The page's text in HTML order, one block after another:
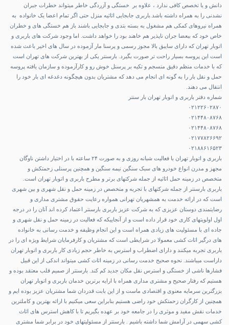
دانش و یا تخصص کافی ندارد ، علاوه بر خستگی و آزردگی خاطر میتواند خطرات جبران
نشدنی را به همراه داشته باشد.باربری جابجایی اثاثیه منزل حتی اگر تمام اعضا یک خانواده به
همراه نیروهای کمکی هم مشغول به بسته بتدی و جابجایی باشند باز هم خستگی های و خطران
خاص خود که ببعضا جران ناپذیر هم خاهند بود را خواهد داشت. اما وجود شرکت های باربری و
اتوبار تهران که دارای سایبق بالا مجوز رسمی و پرسنا مار آزموده در سال های اخیر باعث شده
است این پروسه بسیار راحت تر صورت بگیرد. بارسنتر یکی از بهترین شرکت های تهران است
که با خدمات منظم دقیق منسجم و تکیه بر پرسنل خوش رو و کارآزموده و سازمان یافته پروسه
حمل و نقل بار را به گونه ای انجام می دهد که مشتریان بدون هیچگونه دغدغه ای بار خود را
انتقال می دهند.
شماره دفتر باربری و اتوبار تهران بار سنتر
۰۲۱۲۲۶۰۲۸۷۰
۰۲۱۴۴۸۰۸۷۶۸
۰۲۱۴۴۸۰۸۷۶۸
۰۲۱۷۷۸۲۶۶۹۲
۰۲۱۸۸۶۱۶۵۲۳
باربری و اتوبار تهران با فعالیت شبانه روزی و به صورت ۲۴ ساعته با در اختیار داشتن ناوگان
مجهز و مدرن انواع خودرو های سبک سنگین نیمه سنگین و همچنین پرسنلی زحمتکش و
متخصص در زمینه حمل اثاثیه از جمله شرکتهای برتر و مطرح باربری و اتوبار تهران است.
باربری بارسنتر از جمله شرکتهای با تجربه و متخصص در زمینه حمل و نقل شهری و بین شهری
است که در ارائه خدمت به همشهریان تهرانی همواره رعایت حقوق مشتری مداری و
رضایتمندی دوستان عزیزی که به شرکت عزیز باربری بارسنتر اعتماد کرده اند آنان را در درجه
اول اولویتهای کاری خود قرار داده است و از آنجاییکه که فعالیت در زمینه حمل و نقل شهری و
جاده ای با مسئولیت های زیادی همراه است و این انجام وظیفه و خدمت رسانی به خانواده
های درگیر اثاث کشی معمولا در شرایطی است که مشتریان و کارفرمایان شرایط ویژه ای را در
باربری تجربه میکنند و دارای اضطراب و استرس به خاطر حجم زیادی کار باربری و اتوبار تهران
داراست میباشند. نحوه صحیح خدمت رسانی در زمینه اثاث کشی میتواند اندکی از این قبیل
فشارها ناشی از خستگی و استرس نقل مکان جدید کم کند. بارسنتر از صمیم قلب معتقد بوده و
هستیم که رفتار صحیح و مشتری مداری همراه با ارایه برترین خدمان باربری و اتوبار تهران
بزرگترین سرمایه معنوی و اقتصادی ماست و از این بابت قدردان شما مشتریان عزیز بوده ایم و
همچنین از کارگران زحمتکش خود راضی هستیم بنابراین سعی میکنیم با ارائه بهترین و کاملترین
خدمات نقش مفید و موثری را در جامعه خود بر عهده بگیریم تا با کاهش استرس های اثاث
کشی سهمی در آرامش شما داشته باشیم . بارسنتر از مسئولیتهای خود در برابر شما مشتری